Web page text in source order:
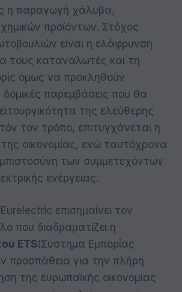
η παραγωγή χάλυβα,
χημικών προϊόντων. Στόχος
είναι η ελάφρυνση
τους καταναλωτές και τη
όμως να προκληθούν
δομικές παρεμβάσεις που θα
της ελεύθερης
τον τρόπο, επιτυγχάνεται η
οικονομίας, ενώ ταυτόχρονα
των συμμετεχόντων
ενέργειας.
επισημαίνει τον
που διαδραματίζει η
ETS(Σύστημα Εμπορίας
προσπάθεια για την πλήρη
της ευρωπαϊκής οικονομίας